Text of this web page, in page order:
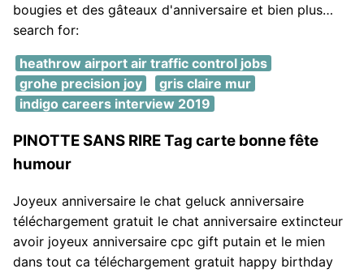
bougies et des gâteaux d'anniversaire et bien plus…
search for:
heathrow airport air traffic control jobs
grohe precision joy
gris claire mur
indigo careers interview 2019
PINOTTE SANS RIRE Tag carte bonne fête
humour
Joyeux anniversaire le chat geluck anniversaire
téléchargement gratuit le chat anniversaire extincteur
avoir joyeux anniversaire cpc gift putain et le mien
dans tout ca téléchargement gratuit happy birthday